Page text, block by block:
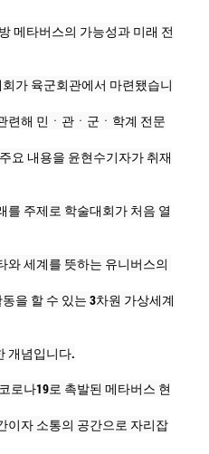
메타버스의 가능성과 미래 전
가 육군회관에서 마련됐습니
련해 민ㆍ관ㆍ군ㆍ학계 전문
요 내용을 윤현수기자가 취재
를 주제로 학술대회가 처음 열
와 세계를 뜻하는 유니버스의
을 할 수 있는 3차원 가상세계
개념입니다.
로나19로 촉발된 메타버스 현
이자 소통의 공간으로 자리잡